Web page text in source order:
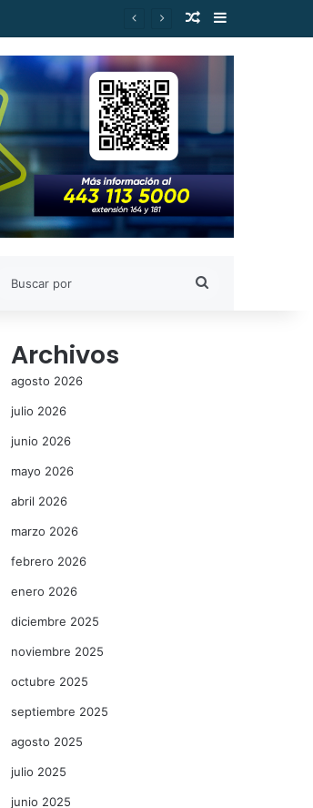
Publicación al
Barra lateral
Archivos
agosto 2026
julio 2026
junio 2026
mayo 2026
abril 2026
marzo 2026
febrero 2026
enero 2026
diciembre 2025
noviembre 2025
octubre 2025
septiembre 2025
agosto 2025
julio 2025
junio 2025